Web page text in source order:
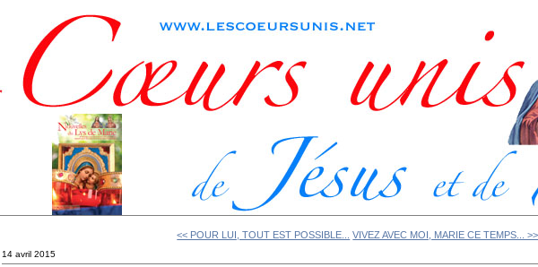
<< POUR LUI, TOUT EST POSSIBLE... VIVEZ AVEC MOI, MARIE CE TEMPS... >>
14 avril 2015